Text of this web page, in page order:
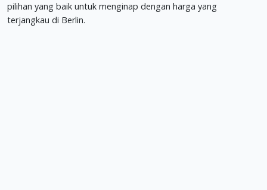
pilihan yang baik untuk menginap dengan harga yang
terjangkau di Berlin.